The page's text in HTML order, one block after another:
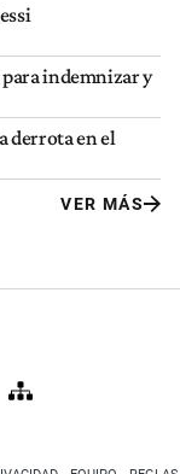
indemnizar y
derrota en el
VER MÁS